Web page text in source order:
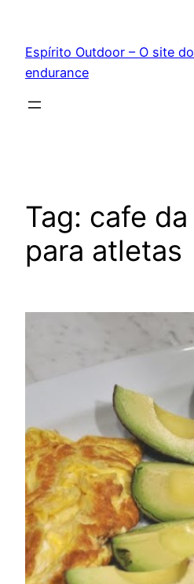
conteúdo
Espírito Outdoor – O site
endurance
Tag: cafe
para atletas